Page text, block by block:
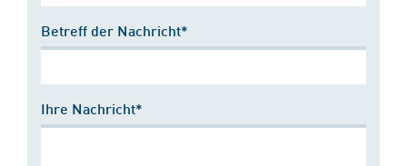
Betreff der Nachricht*
Ihre Nachricht*